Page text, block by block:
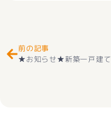
前の記事